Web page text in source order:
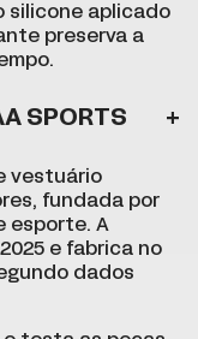
silicone aplicado
preserva a
SPORTS
vestuário
fundada por
esporte. A
e fabrica no
dados